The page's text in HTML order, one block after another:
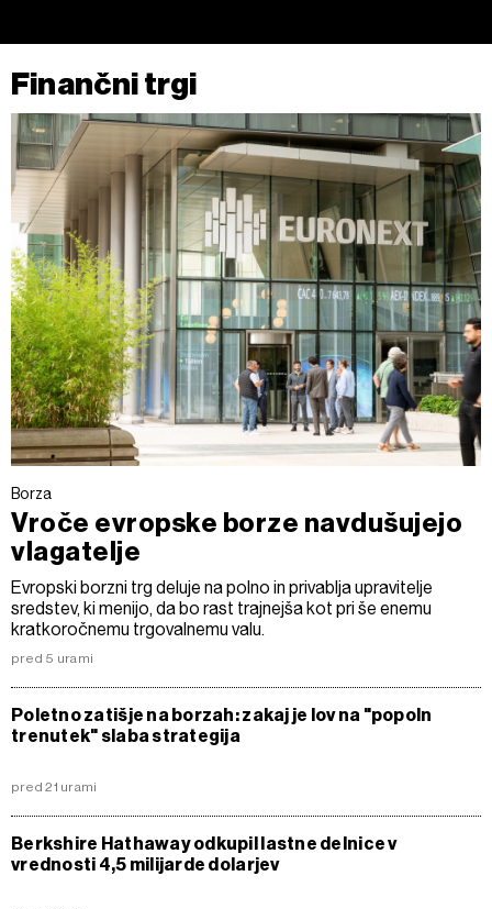
Finančni trgi
Borza
Vroče evropske borze navdušujejo
vlagatelje
Evropski borzni trg deluje na polno in privablja upravitelje
sredstev, ki menijo, da bo rast trajnejša kot pri še enemu
kratkoročnemu trgovalnemu valu.
pred 5 urami
Poletno zatišje na borzah: zakaj je lov na "popoln
trenutek" slaba strategija
pred 21 urami
Berkshire Hathaway odkupil lastne delnice v
vrednosti 4,5 milijarde dolarjev